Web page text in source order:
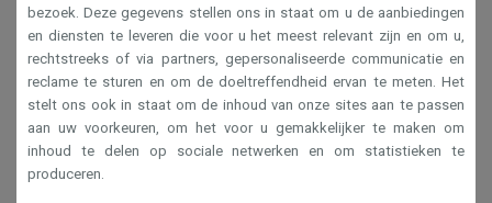
Verkoopsvoorwaarden
Privacy
Disclaimer
Cookies
bezoek. Deze gegevens stellen ons in staat om u de aanbiedingen
en diensten te leveren die voor u het meest relevant zijn en om u,
rechtstreeks of via partners, gepersonaliseerde communicatie en
reclame te sturen en om de doeltreffendheid ervan te meten. Het
stelt ons ook in staat om de inhoud van onze sites aan te passen
aan uw voorkeuren, om het voor u gemakkelijker te maken om
inhoud te delen op sociale netwerken en om statistieken te
produceren.